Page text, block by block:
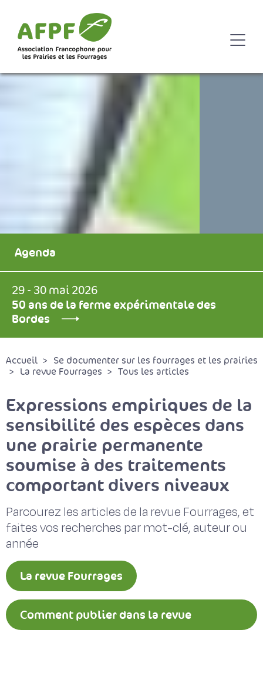
Agenda
29 - 30 mai 2026
50 ans de la ferme expérimentale des
Bordes
Accueil
Se documenter sur les fourrages et les prairies
La revue Fourrages
Tous les articles
Expressions empiriques de la
sensibilité des espèces dans
une prairie permanente
soumise à des traitements
comportant divers niveaux
Parcourez les articles de la revue Fourrages, et
faites vos recherches par mot-clé, auteur ou
année
La revue Fourrages
Comment publier dans la revue